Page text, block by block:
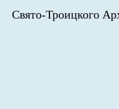
Свято-Троицкого